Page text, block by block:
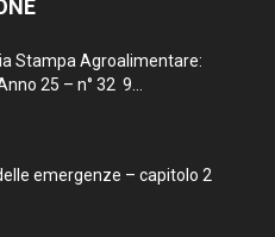
Stampa Agroalimentare:
25 – n° 32 9...
emergenze – capitolo 2